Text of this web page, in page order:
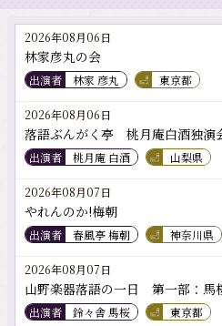
2026年08月06日
林家彦丸の会
出演者 林家 彦丸 東京都
2026年08月06日
落語ぶんがく亭 桃月庵白酒独演
出演者 桃月庵 白酒 山梨県
2026年08月07日
やれんのか!梅朝
出演者 春風亭 梅朝 神奈川県
2026年08月07日
山野楽器落語の一日 第一部：馬
出演者 鈴々舎 馬桜 東京都